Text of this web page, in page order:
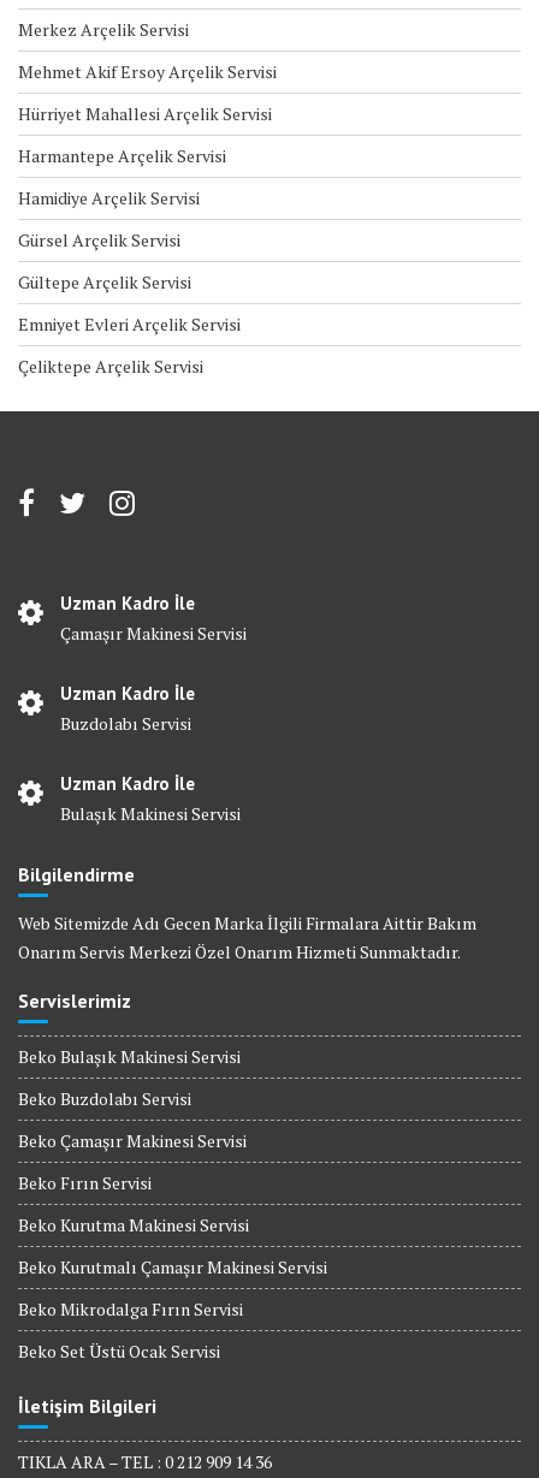
Merkez Arçelik Servisi
Mehmet Akif Ersoy Arçelik Servisi
Hürriyet Mahallesi Arçelik Servisi
Harmantepe Arçelik Servisi
Hamidiye Arçelik Servisi
Gürsel Arçelik Servisi
Gültepe Arçelik Servisi
Emniyet Evleri Arçelik Servisi
Çeliktepe Arçelik Servisi
Uzman Kadro İle
Çamaşır Makinesi Servisi
Uzman Kadro İle
Buzdolabı Servisi
Uzman Kadro İle
Bulaşık Makinesi Servisi
Bilgilendirme
Web Sitemizde Adı Gecen Marka İlgili Firmalara Aittir Bakım
Onarım Servis Merkezi Özel Onarım Hizmeti Sunmaktadır.
Servislerimiz
Beko Bulaşık Makinesi Servisi
Beko Buzdolabı Servisi
Beko Çamaşır Makinesi Servisi
Beko Fırın Servisi
Beko Kurutma Makinesi Servisi
Beko Kurutmalı Çamaşır Makinesi Servisi
Beko Mikrodalga Fırın Servisi
Beko Set Üstü Ocak Servisi
İletişim Bilgileri
TIKLA ARA – TEL : 0 212 909 14 36